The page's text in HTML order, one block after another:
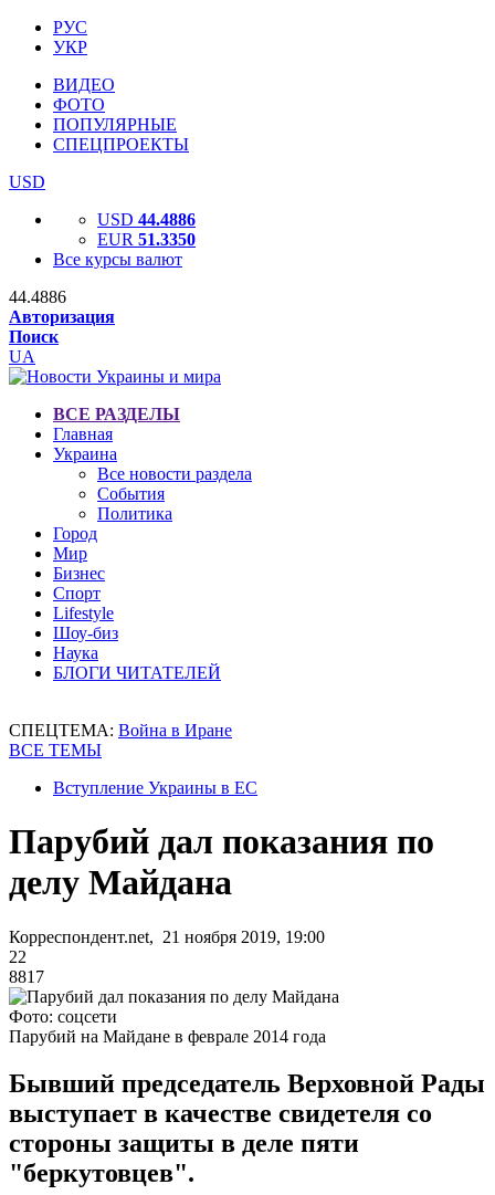
РУС
УКР
ВИДЕО
ФОТО
ПОПУЛЯРНЫЕ
СПЕЦПРОЕКТЫ
USD
USD 44.4886
EUR 51.3350
Все курсы валют
44.4886
Авторизация
Поиск
UA
ВСЕ РАЗДЕЛЫ
Главная
Украина
Все новости раздела
События
Политика
Город
Мир
Бизнес
Спорт
Lifestyle
Шоу-биз
Наука
БЛОГИ ЧИТАТЕЛЕЙ
СПЕЦТЕМА: Война в Иране
ВСЕ ТЕМЫ
Вступление Украины в ЕС
Парубий дал показания по
делу Майдана
Корреспондент.net, 21 ноября 2019, 19:00
22
8817
Фото: соцсети
Парубий на Майдане в феврале 2014 года
Бывший председатель Верховной Рады
выступает в качестве свидетеля со
стороны защиты в деле пяти
"беркутовцев".